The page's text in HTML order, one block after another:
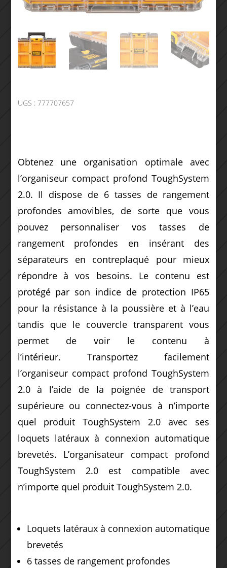
UGS : 777707657
Obtenez une organisation optimale avec
l’organiseur compact profond ToughSystem
2.0. Il dispose de 6 tasses de rangement
profondes amovibles, de sorte que vous
pouvez personnaliser vos tasses de
rangement profondes en insérant des
séparateurs en contreplaqué pour mieux
répondre à vos besoins. Le contenu est
protégé par son indice de protection IP65
pour la résistance à la poussière et à l’eau
tandis que le couvercle transparent vous
permet de voir le contenu à
l’intérieur. Transportez facilement
l’organiseur compact profond ToughSystem
2.0 à l’aide de la poignée de transport
supérieure ou connectez-vous à n’importe
quel produit ToughSystem 2.0 avec ses
loquets latéraux à connexion automatique
brevetés. L’organisateur compact profond
ToughSystem 2.0 est compatible avec
n’importe quel produit ToughSystem 2.0.
Loquets latéraux à connexion automatique
brevetés
6 tasses de rangement profondes